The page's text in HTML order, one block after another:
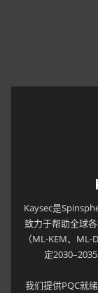
Kaysec是
致力于帮助全球
（ML-KEM、
定
我们提供PQC就